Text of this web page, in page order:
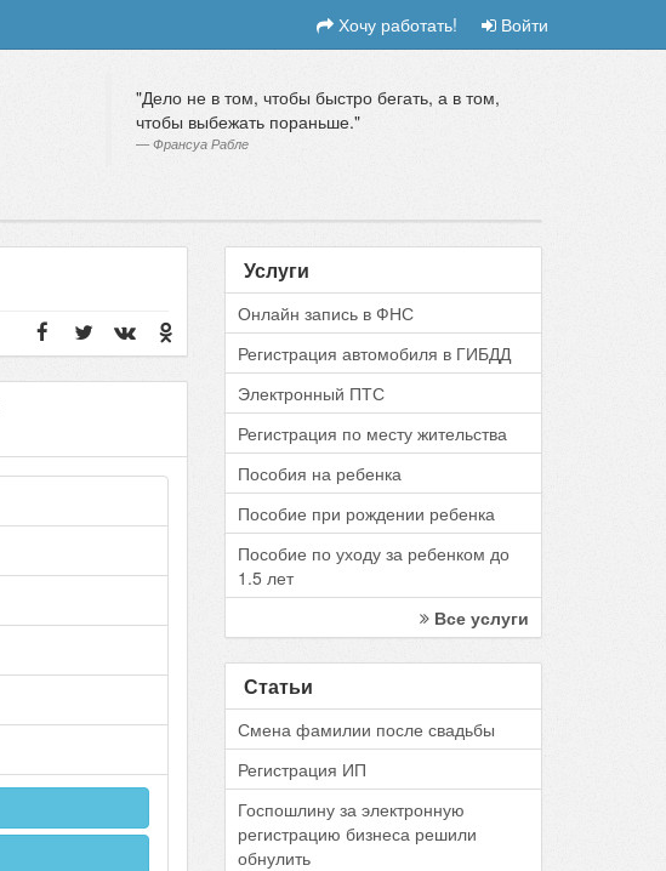
Хочу работать! Войти
Дело не в том, чтобы быстро бегать, а в том,
чтобы выбежать пораньше.
Франсуа Рабле
Услуги
Онлайн запись в ФНС
Регистрация автомобиля в ГИБДД
Электронный ПТС
Регистрация по месту жительства
Пособия на ребенка
Пособие при рождении ребенка
Пособие по уходу за ребенком до
1.5 лет
Все услуги
Статьи
Смена фамилии после свадьбы
Регистрация ИП
Госпошлину за электронную
регистрацию бизнеса решили
обнулить